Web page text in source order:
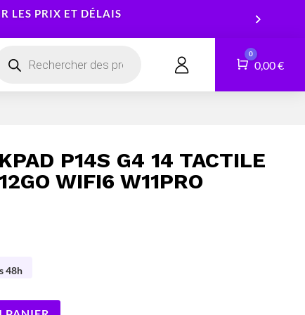
LES PRIX ET DÉLAIS
CONTACT Panier
0
0,00€
P14S G4 14 TACTILE
WIFI6 W11PRO
48h
Tablettes
Montres connectées
Services